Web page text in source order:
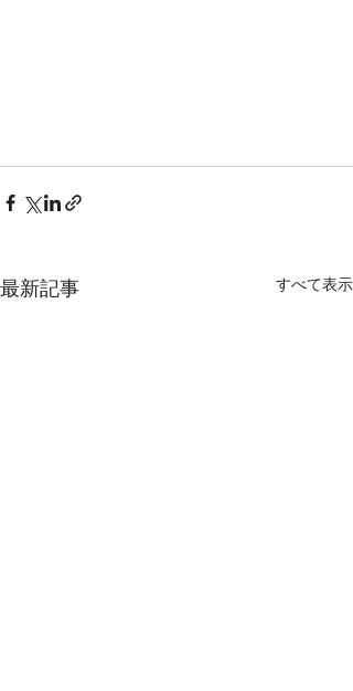
最新記事 すべて表示